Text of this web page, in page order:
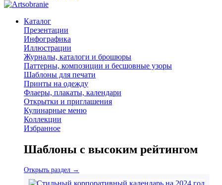
Каталог
Презентации
Инфографика
Иллюстрации
Журналы, каталоги и брошюры
Паттерны, композиции и бесшовные узоры
Шаблоны для печати
Принты на одежду
Флаеры, плакаты, календари
Открытки и приглашения
Кулинарные меню
Коллекции
Избранное
Шаблоны с высоким рейтингом
Открыть раздел →